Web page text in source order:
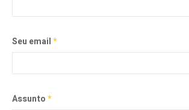
Seu email*
Assunto*